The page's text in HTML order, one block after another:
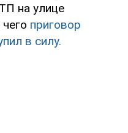
на улице
приговор
в силу.